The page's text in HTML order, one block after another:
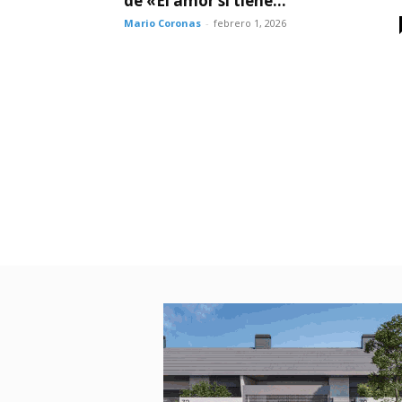
Mario Coronas - febrero 1, 2026